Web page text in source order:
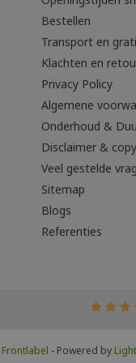
Bestellen
Transport en
Klachten en
Privacy Policy
Algemene
Onderhoud &
Disclaimer &
Veel gestelde
Sitemap
Blogs
Referenties
Frontlabel - Powered by